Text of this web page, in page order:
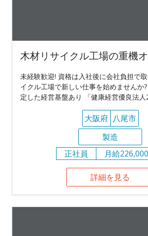
木材リサイクル工場の重機
未経験歓迎! 資格は入社後に会社負担で
イクル工場で新しい仕事を始めませんか
定した経営基盤あり 「健康経営優良法人
大阪府 八尾市
製造
正社員
月給
詳細を見る